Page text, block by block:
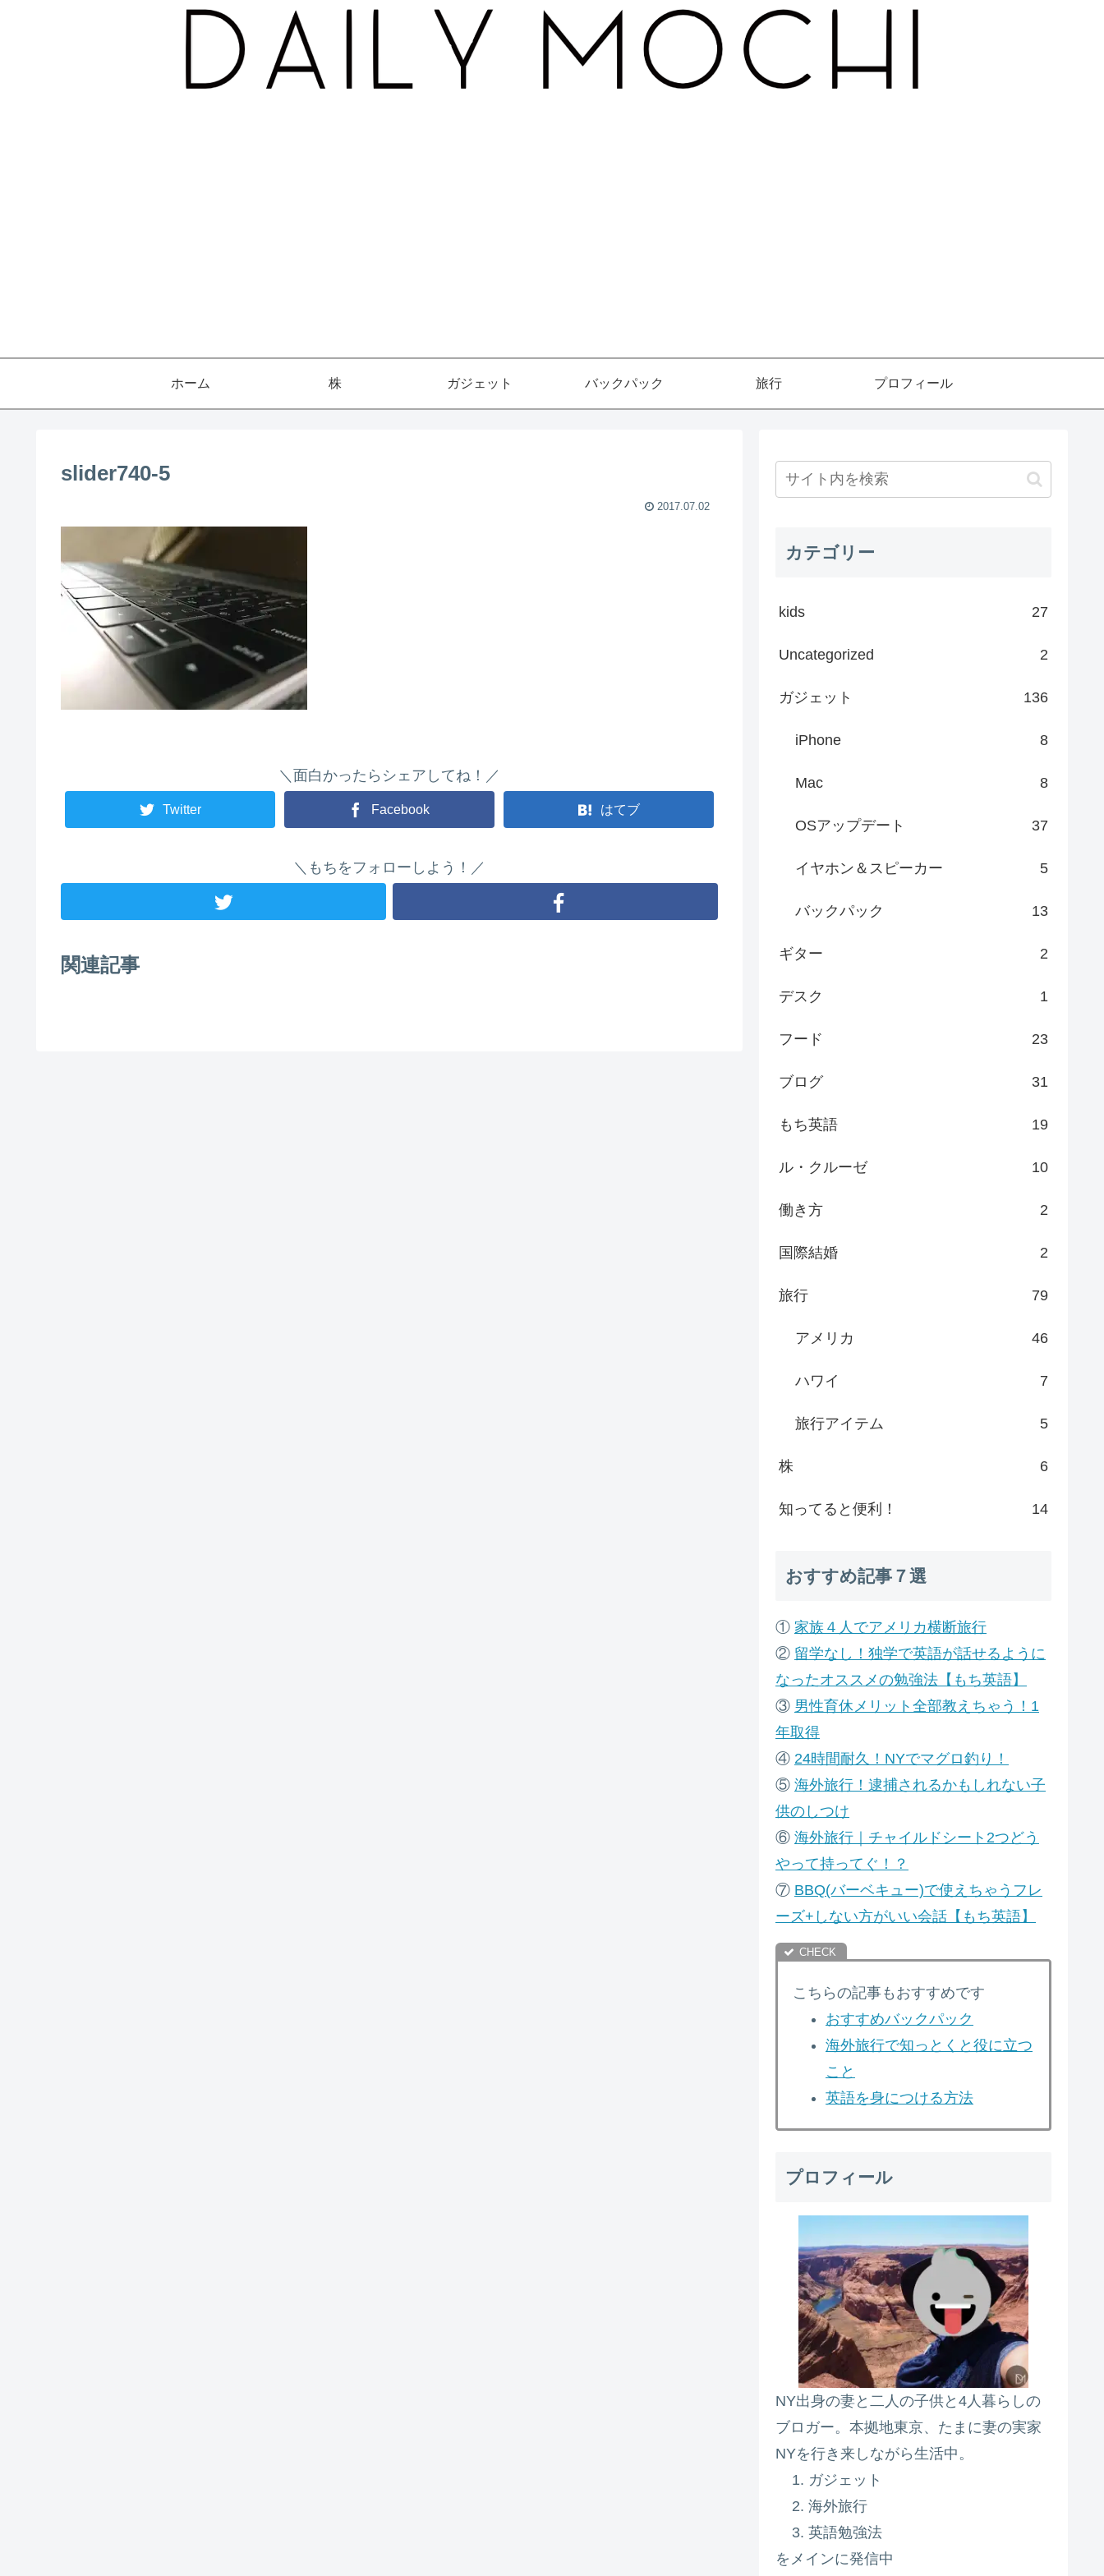
ホーム 株 ガジェット バックパック 旅行 プロフィール
slider740-5
2017.07.02
＼面白かったらシェアしてね！／
Twitter Facebook はてブ
＼もちをフォローしよう！／
関連記事
カテゴリー
kids 27
Uncategorized 2
ガジェット 136
iPhone 8
Mac 8
OSアップデート 37
イヤホン＆スピーカー 5
バックパック 13
ギター 2
デスク 1
フード 23
ブログ 31
もち英語 19
ル・クルーゼ 10
働き方 2
国際結婚 2
旅行 79
アメリカ 46
ハワイ 7
旅行アイテム 5
株 6
知ってると便利！ 14
おすすめ記事７選
① 家族４人でアメリカ横断旅行
② 留学なし！独学で英語が話せるように
なったオススメの勉強法【もち英語】
③ 男性育休メリット全部教えちゃう！1
年取得
④ 24時間耐久！NYでマグロ釣り！
⑤ 海外旅行！逮捕されるかもしれない子
供のしつけ
⑥ 海外旅行｜チャイルドシート2つどう
やって持ってぐ！？
⑦ BBQ(バーベキュー)で使えちゃうフレ
ーズ+しない方がいい会話【もち英語】
こちらの記事もおすすめです
おすすめバックパック
海外旅行で知っとくと役に立つ
こと
英語を身につける方法
プロフィール
NY出身の妻と二人の子供と4人暮らしの
ブロガー。本拠地東京、たまに妻の実家
NYを行き来しながら生活中。
ガジェット
海外旅行
英語勉強法
をメインに発信中